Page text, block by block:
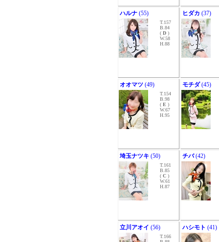
ハルナ (55)
T.157
B.84
( D )
W.58
H.88
ヒダカ (37)
オオマツ (49)
T.154
B.98
( E )
W.67
H.95
モチダ(45)
埼玉ナツキ (50)
T.161
B.85
( C )
W.61
H.87
チバ(42)
立川アオイ (56)
T.166
ハシモト (41)